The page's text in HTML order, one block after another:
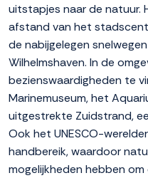
uitstapjes naar de natuur.
afstand van het
de nabijgelegen
Wilhelmshaven. In de
bezienswaardigheden te
Marinemuseum, het
uitgestrekte Zuidstrand,
Ook het UNESCO-
handbereik, waardoor
mogelijkheden hebben